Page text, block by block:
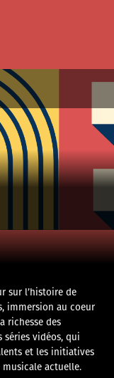
sur l’histoire de
immersion au coeur
richesse des
séries vidéos, qui
et les initiatives
actuelle.